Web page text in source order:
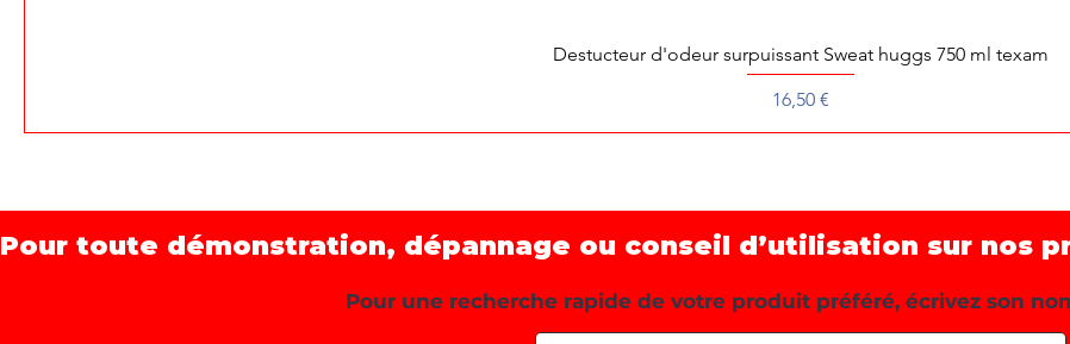
Aperçu rapide
Destucteur d'odeur surpuissant Sweat huggs 750 ml texam
Prix
16,50 €
Pour toute démonstration, dépannage ou conseil d’utilisation sur nos
Pour une recherche rapide de votre produit préféré, écrivez son